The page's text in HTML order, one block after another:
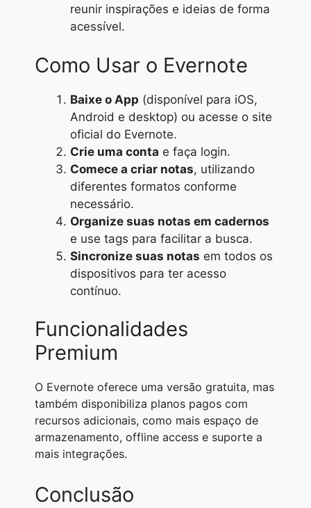
reunir inspirações e ideias de forma
acessível.
Como Usar o Evernote
Baixe o App (disponível para iOS,
Android e desktop) ou acesse o site
oficial do Evernote.
Crie uma conta e faça login.
Comece a criar notas, utilizando
diferentes formatos conforme
necessário.
Organize suas notas em cadernos
e use tags para facilitar a busca.
Sincronize suas notas em todos os
dispositivos para ter acesso
contínuo.
Funcionalidades
Premium
O Evernote oferece uma versão gratuita, mas
também disponibiliza planos pagos com
recursos adicionais, como mais espaço de
armazenamento, offline access e suporte a
mais integrações.
Conclusão